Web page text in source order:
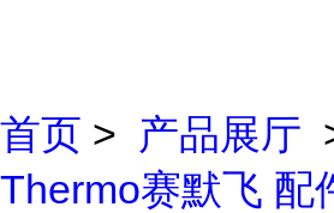
首页 > 产品展厅
Thermo赛默飞 配